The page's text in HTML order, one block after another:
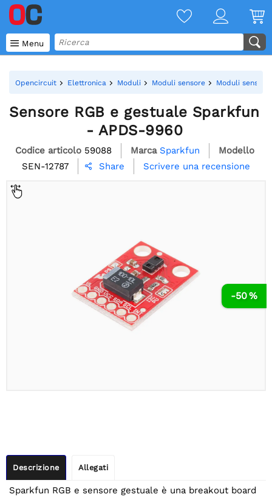
 Menu
Opencircuit Elettronica Moduli Moduli sensore Moduli
Sensore RGB e gestuale Sparkfun
- APDS-9960
Codice articolo 59088 Marca Sparkfun
Modello
SEN-12787
 Share Scrivere una recensione
-50 %
Descrizione Allegati
Sparkfun RGB e sensore gestuale è una breakout board